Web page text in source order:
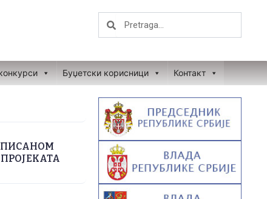
Search
Буџетски корисници Контакт